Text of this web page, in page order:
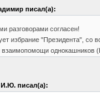
писал(а):
разговорами согласен!
избрание "Президента",
взаимопомощи однокашников
писал(а):